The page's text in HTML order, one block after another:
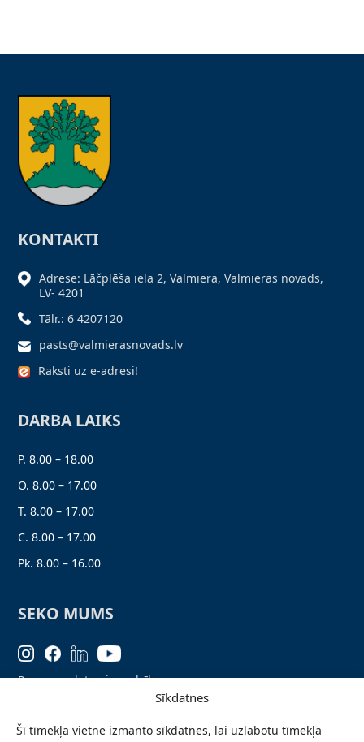
Sīkdatnes
Šī tīmekļa vietne izmanto sīkdatnes, lai uzlabotu tīmekļa
KONTAKTI
Adrese: Lāčplēša iela 2, Valmiera, Valmieras novads,
LV- 4201
Tālr.: 6 4207120
pasts@valmierasnovads.lv
Raksti uz e-adresi!
DARBA LAIKS
P. 8.00 – 18.00
O. 8.00 – 17.00
T. 8.00 – 17.00
C. 8.00 – 17.00
Pk. 8.00 – 16.00
SEKO MUMS
Personas datu aizsardzība
Ziņo par problēmu